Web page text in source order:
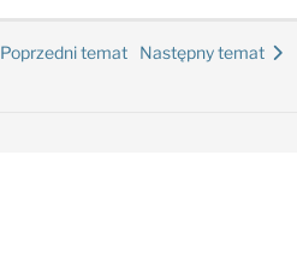
Poprzedni temat Następny temat